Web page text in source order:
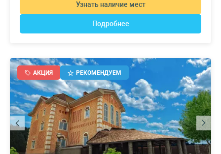
Узнать наличие мест
Подробнее
АКЦИЯ РЕКОМЕНДУЕМ